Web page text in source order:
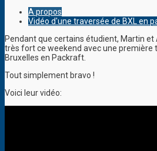
A propos
Vidéo d'une traversée de BXL en
Pendant que certains étudient, Martin
très fort ce weekend avec une première
Bruxelles en Packraft.
Tout simplement bravo !
Voici leur vidéo: